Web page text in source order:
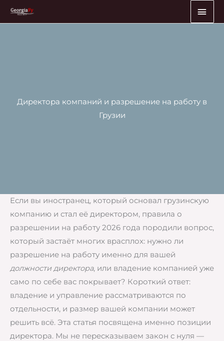
Перейти
Директора компаний и разрешение на работу в
Грузии
Если вы иностранец, который основал грузинскую
компанию и стал её директором, правила о
разрешении на работу 2026 года породили вопрос,
который застаёт многих врасплох: нужно ли
разрешение на работу именно для вашей
должности директора, или владение компанией уже
само по себе вас покрывает? Короткий ответ:
владение и управление рассматриваются по
отдельности, и размер вашей компании может
решить всё. Эта статья посвящена именно позиции
директора. Мы не пересказываем закон с нуля —